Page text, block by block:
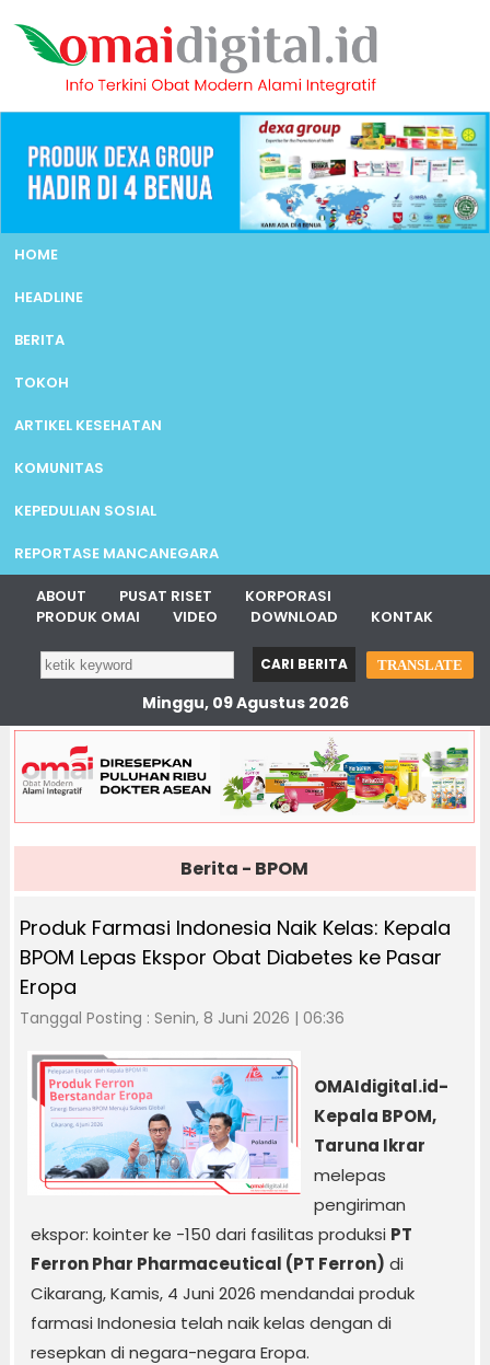
HOME
HEADLINE
BERITA
TOKOH
ARTIKEL KESEHATAN
KOMUNITAS
KEPEDULIAN SOSIAL
REPORTASE MANCANEGARA
ABOUT PUSAT RISET
KORPORASI
PRODUK OMAI
VIDEO DOWNLOAD KONTAK
TRANSLATE
Minggu, 09 Agustus 2026
Berita - BPOM
Produk Farmasi Indonesia Naik Kelas: Kepala
BPOM Lepas Ekspor Obat Diabetes ke Pasar
Eropa
Tanggal Posting : Senin, 8 Juni 2026 | 06:36
OMAIdigital.id-
Kepala BPOM,
Taruna Ikrar
melepas
pengiriman
ekspor: kointer ke -150 dari fasilitas produksi PT
Ferron Phar Pharmaceutical (PT Ferron) di
Cikarang, Kamis, 4 Juni 2026 mendandai produk
farmasi Indonesia telah naik kelas dengan di
resepkan di negara-negara Eropa.